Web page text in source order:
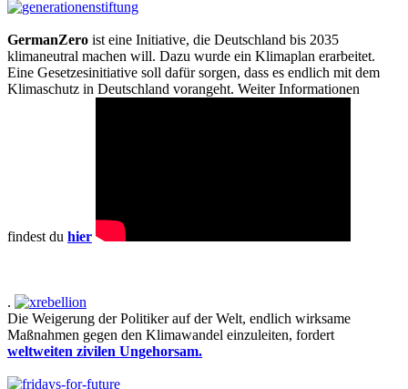
GermanZero ist eine Initiative, die Deutschland bis 2035
klimaneutral machen will. Dazu wurde ein Klimaplan erarbeitet.
Eine Gesetzesinitiative soll dafür sorgen, dass es endlich mit dem
Klimaschutz in Deutschland vorangeht. Weiter Informationen
findest du hier
.
Die Weigerung der Politiker auf der Welt, endlich wirksame
Maßnahmen gegen den Klimawandel einzuleiten, fordert
weltweiten zivilen Ungehorsam.